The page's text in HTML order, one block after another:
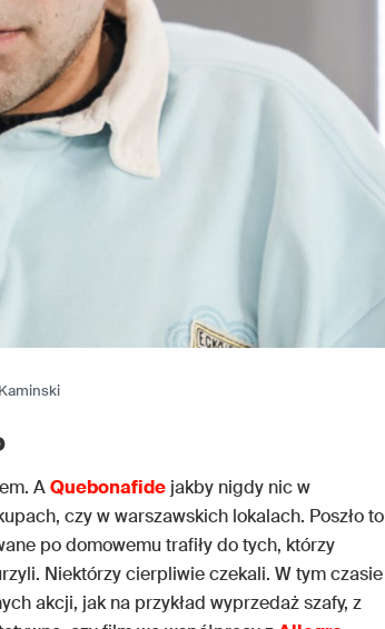
AQuebonafide jakby nigdy nic w
czy w warszawskich lokalach. Poszło to
po domowemu trafiły do tych, którzy
Niektórzy cierpliwie czekali. W tym czasie
akcji, jak na przykład wyprzedaż szafy, z